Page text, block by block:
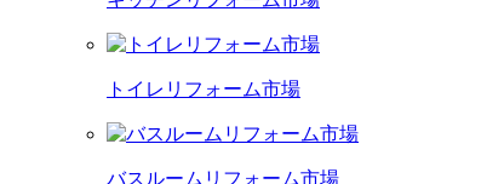
トイレリフォーム市場
バスルームリフォーム市場